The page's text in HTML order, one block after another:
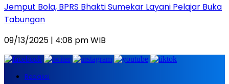
Jemput Bola, BPRS Bhakti Sumekar Layani Pelajar Buka
Tabungan
09/13/2025 | 4:08 pm WIB
Redaksi